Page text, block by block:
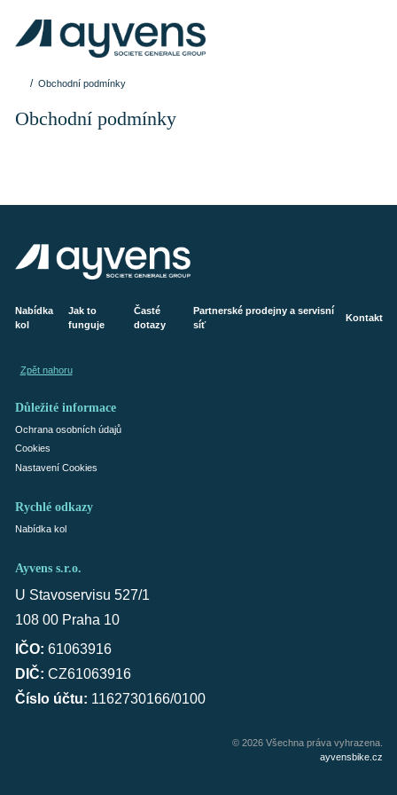
Obchodní podmínky
Obchodní podmínky
Nabídka
kol
Jak to
funguje
Časté
dotazy
Partnerské prodejny a servisní
síť
Kontakt
Zpět nahoru
Důležité informace
Ochrana osobních údajů
Cookies
Nastavení Cookies
Rychlé odkazy
Nabídka kol
Ayvens s.r.o.
U Stavoservisu 527/1
108 00 Praha 10
IČO: 61063916
DIČ: CZ61063916
Číslo účtu: 1162730166/0100
© 2026 Všechna práva vyhrazena.
ayvensbike.cz